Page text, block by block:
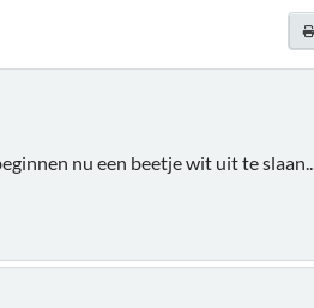
nu een beetje wit uit te slaan.....